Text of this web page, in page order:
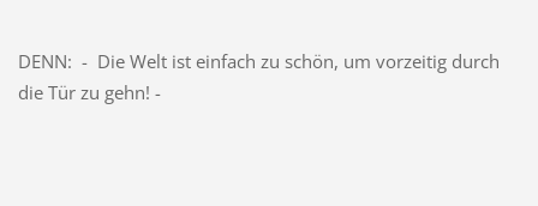
DENN: - Die Welt ist einfach zu schön, um vorzeitig durch
die Tür zu gehn! -